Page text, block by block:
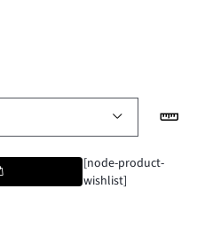
[node-product-
wishlist]